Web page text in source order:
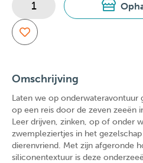
Omschrijving
Laten we op onderwateravontuur
op een reis door de zeven zeeën
Leer drijven, zinken, op of onder
zwempleziertjes in het
dierenvriend. Met zijn afgeronde
siliconentextuur is deze